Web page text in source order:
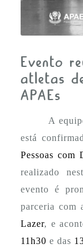
Evento
atletas
APAEs
A
está
Pessoas
realizado
evento é
parceria com
Lazer, e
11h30 e das